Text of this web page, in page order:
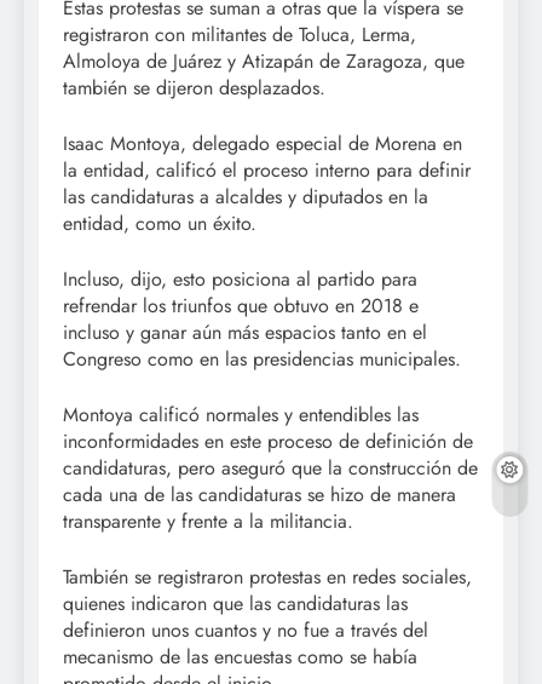
Estas protestas se suman a otras que la víspera se
registraron con militantes de Toluca, Lerma,
Almoloya de Juárez y Atizapán de Zaragoza, que
también se dijeron desplazados.
Isaac Montoya, delegado especial de Morena en
la entidad, calificó el proceso interno para definir
las candidaturas a alcaldes y diputados en la
entidad, como un éxito.
Incluso, dijo, esto posiciona al partido para
refrendar los triunfos que obtuvo en 2018 e
incluso y ganar aún más espacios tanto en el
Congreso como en las presidencias municipales.
Montoya calificó normales y entendibles las
inconformidades en este proceso de definición de
candidaturas, pero aseguró que la construcción de
cada una de las candidaturas se hizo de manera
transparente y frente a la militancia.
También se registraron protestas en redes sociales,
quienes indicaron que las candidaturas las
definieron unos cuantos y no fue a través del
mecanismo de las encuestas como se había